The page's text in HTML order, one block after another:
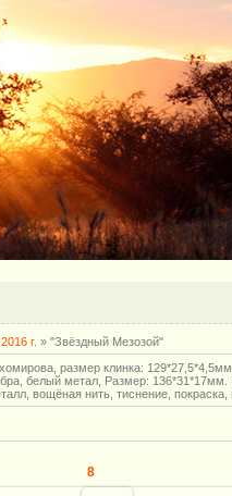
г. » "Звёздный Мезозой"
размер клинка:
белый метал, Размер: 136*31*17мм.
вощёная нить, тиснение, покраска,
8